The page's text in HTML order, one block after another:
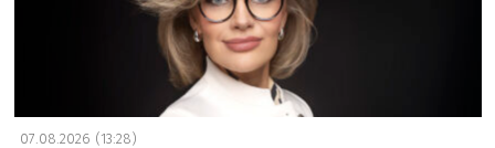
07.08.2026 (13:28)